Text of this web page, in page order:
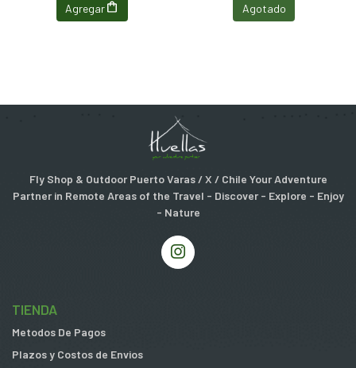
Agregar Agotado
Fly Shop & Outdoor Puerto Varas / X / Chile Your Adventure
Partner in Remote Areas of the Travel - Discover - Explore - Enjoy
- Nature
TIENDA
Metodos De Pagos
Plazos y Costos de Envios